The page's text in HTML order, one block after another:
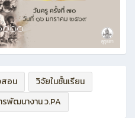
สอน
วิจัยในชั้นเรียน
พัฒนางาน ว.PA